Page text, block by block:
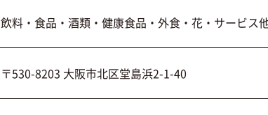
飲料・食品・酒類・健康食品・外食・花・サービス
〒530-8203 大阪市北区堂島浜2-1-40